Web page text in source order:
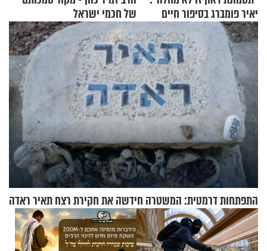
יאיר פומברג בסיפור חיים
מעורר השראה
של חכמי ישראל
התפתחות דרמטית: המשטרה חידשה את חקירת רצח תאיר ראדה